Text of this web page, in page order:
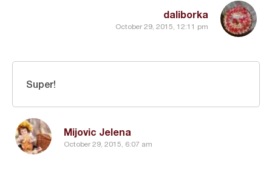
daliborka
October 29, 2015, 12:11 pm
Mijovic Jelena
October 29, 2015, 6:07 am
Super!